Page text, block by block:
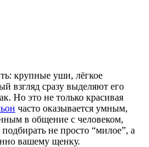
крупные уши, лёгкое
взгляд сразу выделяют его
Но это не только красивая
часто оказывается умным,
в общение с человеком,
не просто “милое”, а
вашему щенку.